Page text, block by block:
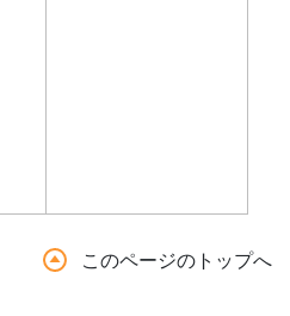
このページのトップへ